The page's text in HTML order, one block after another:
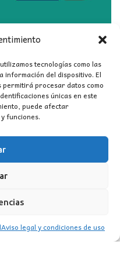
tecnologías como las
información del dispositivo. El
permitirá procesar datos como
únicas en este
puede afectar
funciones.
Aviso legal y condiciones de uso